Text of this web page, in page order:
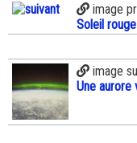
image
Soleil
image
Une aurore